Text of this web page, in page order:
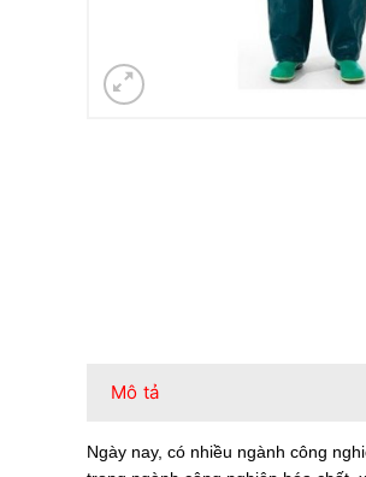
Mô tả
Ngày nay, có nhiều ngành công